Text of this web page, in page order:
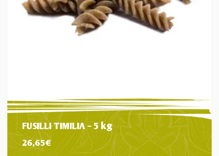
FUSILLI TIMILIA – 5 kg
26,65€